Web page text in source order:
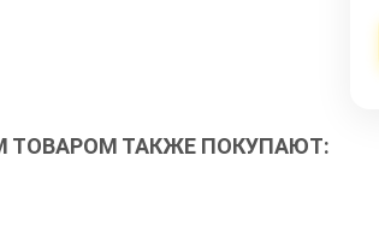
ТОВАРОМ ТАКЖЕ ПОКУПАЮТ: